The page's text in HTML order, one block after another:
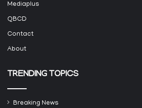
Mediaplus
QBCD
Contact
About
TRENDING TOPICS
Breaking News